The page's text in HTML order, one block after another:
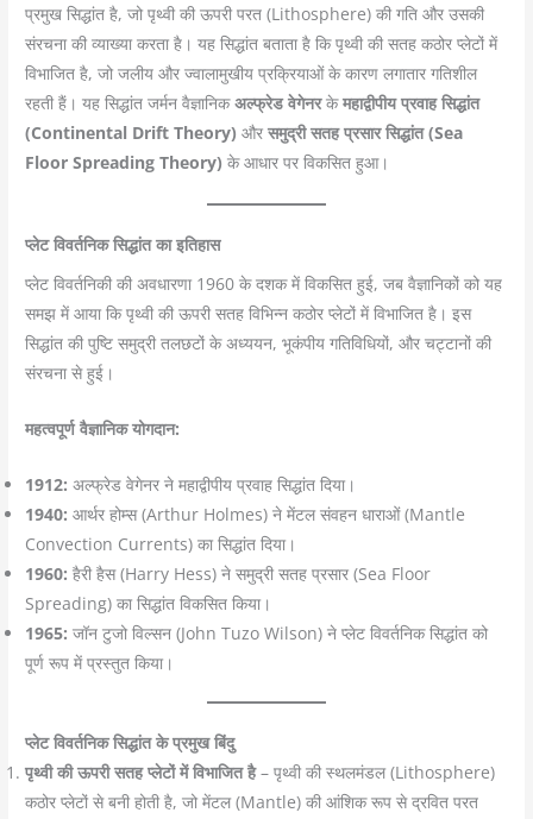
प्रमुख सिद्धांत है, जो पृथ्वी की ऊपरी परत (Lithosphere) की गति और उसकी
संरचना की व्याख्या करता है। यह सिद्धांत बताता है कि पृथ्वी की सतह कठोर प्लेटों में
विभाजित है, जो जलीय और ज्वालामुखीय प्रक्रियाओं के कारण लगातार गतिशील
रहती हैं। यह सिद्धांत जर्मन वैज्ञानिकअल्फ्रेड वेगेनरकेमहाद्वीपीय प्रवाह सिद्धांत
(Continental Drift Theory) औरसमुद्री सतह प्रसार सिद्धांत (Sea
Floor Spreading Theory) के आधार पर विकसित हुआ।
प्लेट विवर्तनिक सिद्धांत का इतिहास
प्लेट विवर्तनिकी की अवधारणा 1960 के दशक में विकसित हुई, जब वैज्ञानिकों को यह
समझ में आया कि पृथ्वी की ऊपरी सतह विभिन्न कठोर प्लेटों में विभाजित है। इस
सिद्धांत की पुष्टि समुद्री तलछटों के अध्ययन, भूकंपीय गतिविधियों, और चट्टानों की
संरचना से हुई।
महत्वपूर्ण वैज्ञानिक योगदान:
1912: अल्फ्रेड वेगेनर ने महाद्वीपीय प्रवाह सिद्धांत दिया।
1940: आर्थर होम्स (Arthur Holmes) ने मेंटल संवहन धाराओं (Mantle
Convection Currents) का सिद्धांत दिया।
1960: हैरी हैस (Harry Hess) ने समुद्री सतह प्रसार (Sea Floor
Spreading) का सिद्धांत विकसित किया।
1965: जॉन टुजो विल्सन (John Tuzo Wilson) ने प्लेट विवर्तनिक सिद्धांत को
पूर्ण रूप में प्रस्तुत किया।
प्लेट विवर्तनिक सिद्धांत के प्रमुख बिंदु
पृथ्वी की ऊपरी सतह प्लेटों में विभाजित है– पृथ्वी की स्थलमंडल (Lithosphere)
कठोर प्लेटों से बनी होती है, जो मेंटल (Mantle) की आंशिक रूप से द्रवित परत